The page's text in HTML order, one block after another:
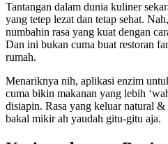
Tantangan dalam dunia kuliner
yang tetep lezat dan tetap sehat.
numbahin rasa yang kuat dengan
Dan ini bukan cuma buat restoran
rumah.
Menariknya nih, aplikasi enzim
cuma bikin makanan yang lebih
disiapin. Rasa yang keluar natural
bakal mikir ah yaudah gitu-gitu aja.